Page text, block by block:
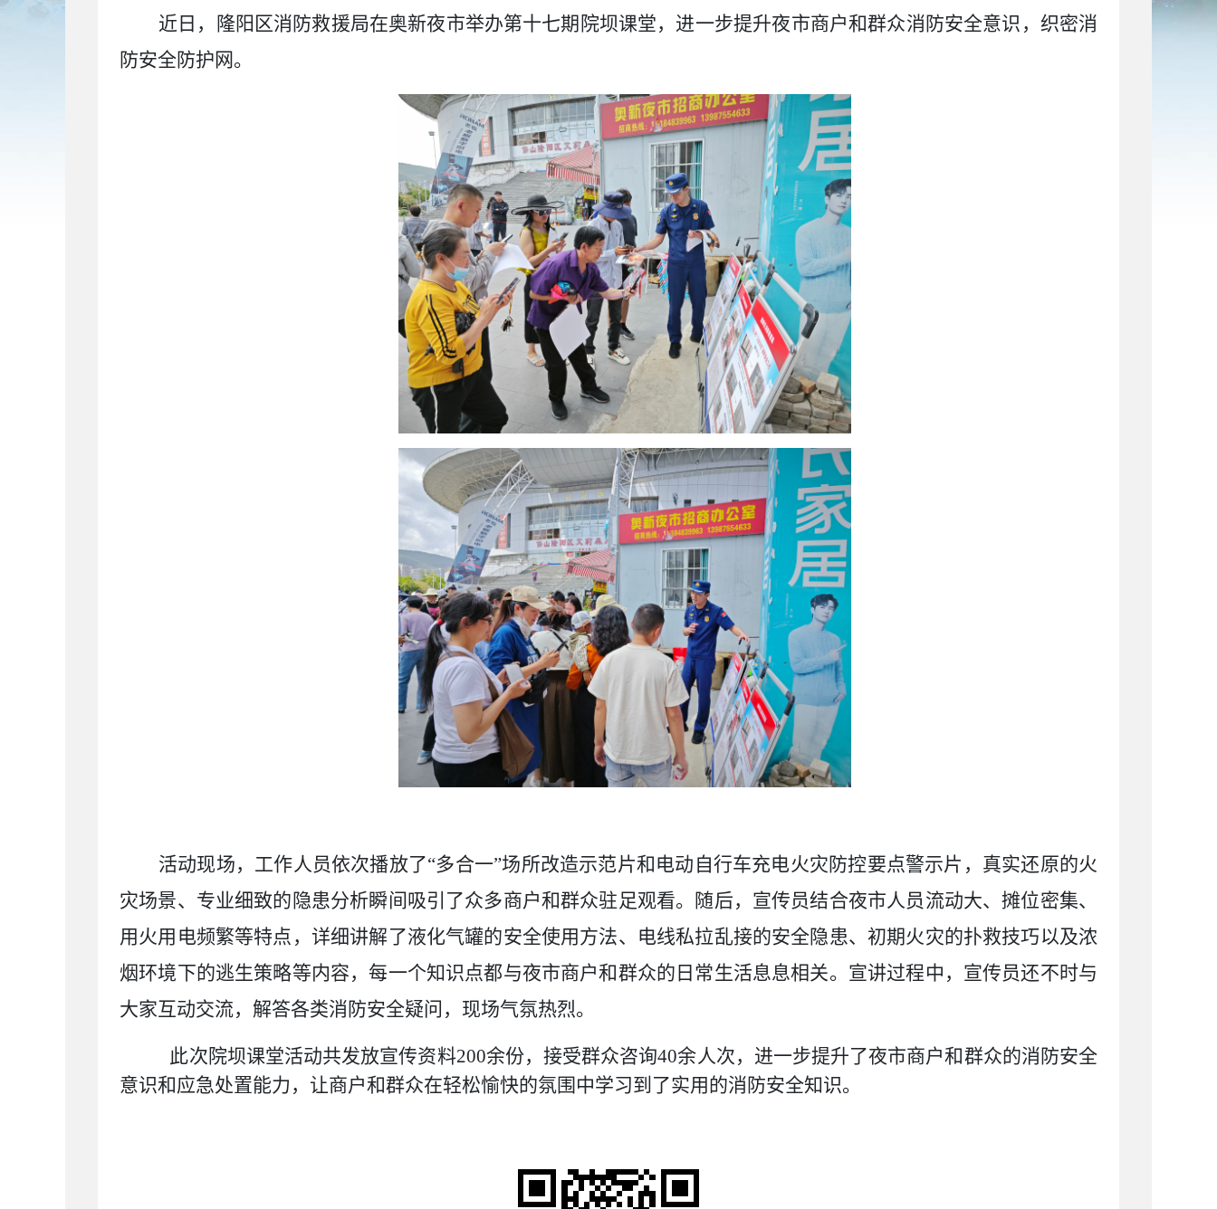
近日，隆阳区消防救援局在奥新夜市举办第十七期院坝课堂，进一步提升夜市商户和群众消防安全意识，织密消
防安全防护网。
活动现场，工作人员依次播放了“多合一”场所改造示范片和电动自行车充电火灾防控要点警示片，真实还原的火
灾场景、专业细致的隐患分析瞬间吸引了众多商户和群众驻足观看。随后，宣传员结合夜市人员流动大、摊位密集、
用火用电频繁等特点，详细讲解了液化气罐的安全使用方法、电线私拉乱接的安全隐患、初期火灾的扑救技巧以及浓
烟环境下的逃生策略等内容，每一个知识点都与夜市商户和群众的日常生活息息相关。宣讲过程中，宣传员还不时与
大家互动交流，解答各类消防安全疑问，现场气氛热烈。
此次院坝课堂活动共发放宣传资料200余份，接受群众咨询40余人次，进一步提升了夜市商户和群众的消防安全
意识和应急处置能力，让商户和群众在轻松愉快的氛围中学习到了实用的消防安全知识。